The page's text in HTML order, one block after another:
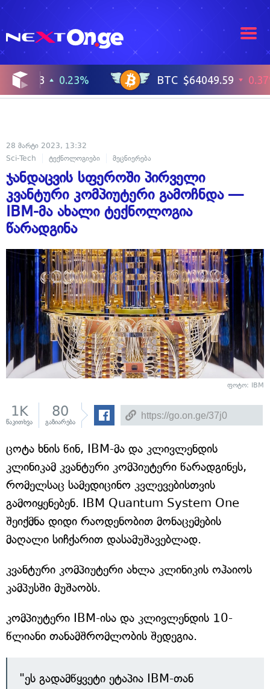
28 მარტი 2023, 13:32
Sci-Tech
ტექნოლოგიები მეცნიერება
ჯანდაცვის სფეროში პირველი
კვანტური კომპიუტერი გამოჩნდა —
IBM-მა ახალი ტექნოლოგია
წარადგინა
ფოტო: IBM
1K
წაკითხვა
80
გაზიარება
ცოტა ხნის წინ, IBM-მა და კლივლენდის
კლინიკამ კვანტური კომპიუტერი წარადგინეს,
რომელსაც სამედიცინო კვლევებისთვის
გამოიყენებენ. IBM Quantum System One
შეიქმნა დიდი რაოდენობით მონაცემების
მაღალი სიჩქარით დასამუშავებლად.
კვანტური კომპიუტერი ახლა კლინიკის ოჰაიოს
კამპუსში მუშაობს.
კომპიუტერი IBM-ისა და კლივლენდის 10-
წლიანი თანამშრომლობის შედეგია.
"ეს გადამწყვეტი ეტაპია IBM-თან